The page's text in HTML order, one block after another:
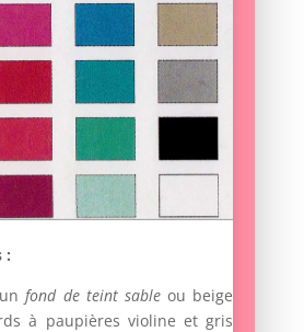
:
unfond de teint sableou beige
à paupières violine et gris